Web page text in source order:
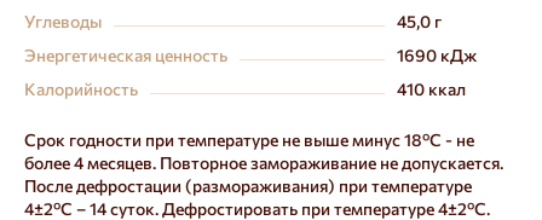
Углеводы
45,0 г
Энергетическая ценность
1690 кДж
Калорийность
410 ккал
Срок годности при температуре не выше минус 18ºС - не
более 4 месяцев. Повторное замораживание не допускается.
После дефростации (размораживания) при температуре
4±2ºС – 14 суток. Дефростировать при температуре 4±2ºС.